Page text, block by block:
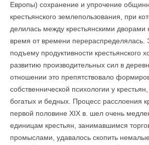
Европы) сохранение и упрочение
крестьянского землепользования, при
делилась между крестьянскими
время от времени
подъему продуктивности крестьянского
развитию производительных сил в
отношении это препятствовало
собственнической психологии у
богатых и бедных. Процесс расслоения
первой половине XIX в. шел очень
единицам крестьян, занимавшимся
промыслами, удавалось скопить